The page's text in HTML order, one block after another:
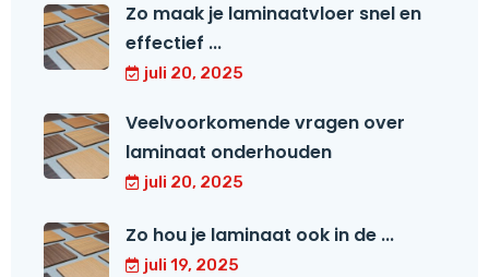
Zo maak je laminaatvloer snel en
effectief ...
juli 20, 2025
Veelvoorkomende vragen over
laminaat onderhouden
juli 20, 2025
Zo hou je laminaat ook in de ...
juli 19, 2025